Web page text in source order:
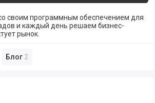
своим программным обеспечением для
и каждый день решаем бизнес-
рынок.
Блог 2